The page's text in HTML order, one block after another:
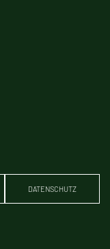
DATENSCHUTZ